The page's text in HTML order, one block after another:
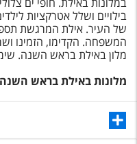
טופס צור קשר
תקנון
בילויים ושלל אטרקציות
של העיר. אילת המרגשת
המשפחה. הקדימו, הזמינו
מלון באילת בראש השנה.
מלונות באילת בראש השנה